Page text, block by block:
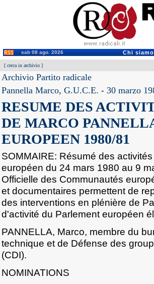
sab 08 ago. 2026 Chi
[ cerca in archivio ]
Archivio Partito radicale
Pannella Marco, G.U.C.E. - 30 marzo
RESUME DES
DE MARCO
EUROPEEN 1980/81
SOMMAIRE: Résumé des
européen du 24 mars 1980 au 9
Officielle des Communautés
et documentaires permettent de
des interventions en plénière de
d'activité du Parlement européen
PANNELLA, Marco, membre du
technique et de Défense des
(CDI).
NOMINATIONS